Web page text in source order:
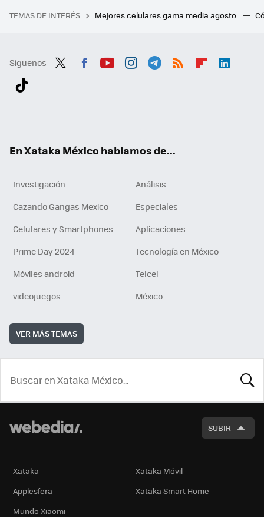
TEMAS DE INTERÉS Mejores celulares gama media agosto
Síguenos
En Xataka México hablamos de...
Investigación
Análisis
Cazando Gangas Mexico
Especiales
Celulares y Smartphones
Aplicaciones
Prime Day 2024
Tecnología en México
Móviles android
Telcel
videojuegos
México
VER MÁS TEMAS
SUBIR
Xataka
Xataka Móvil
Applesfera
Xataka Smart Home
Mundo Xiaomi